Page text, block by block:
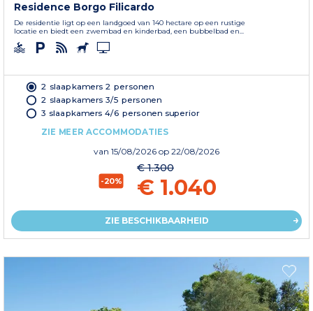
Residence Borgo Filicardo
De residentie ligt op een landgoed van 140 hectare op een rustige
locatie en biedt een zwembad en kinderbad, een bubbelbad en...
2 slaapkamers 2 personen
2 slaapkamers 3/5 personen
3 slaapkamers 4/6 personen superior
ZIE MEER ACCOMMODATIES
van 15/08/2026 op 22/08/2026
-20%
€ 1.300
€ 1.040
ZIE BESCHIKBAARHEID